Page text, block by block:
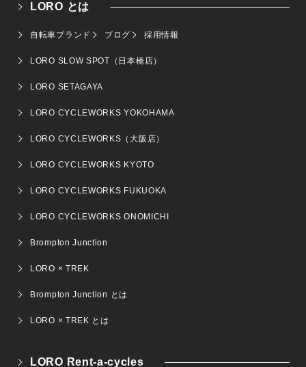
LORO とは
自転車ブランド ブログ 採用情報
LORO SLOW SPOT（日本橋店）
LORO SETAGAYA
LORO CYCLEWORKS YOKOHAMA
LORO CYCLEWORKS（大阪店）
LORO CYCLEWORKS KYOTO
LORO CYCLEWORKS FUKUOKA
LORO CYCLEWORKS ONOMICHI
Brompton Junction
LORO × TREK
Brompton Junction とは
LORO × TREK とは
LORO Rent-a-cycles